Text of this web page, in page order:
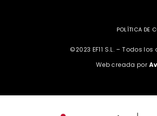
POLÍTICA DE
©2023 EF11 S.L. – Todos
Web creada por